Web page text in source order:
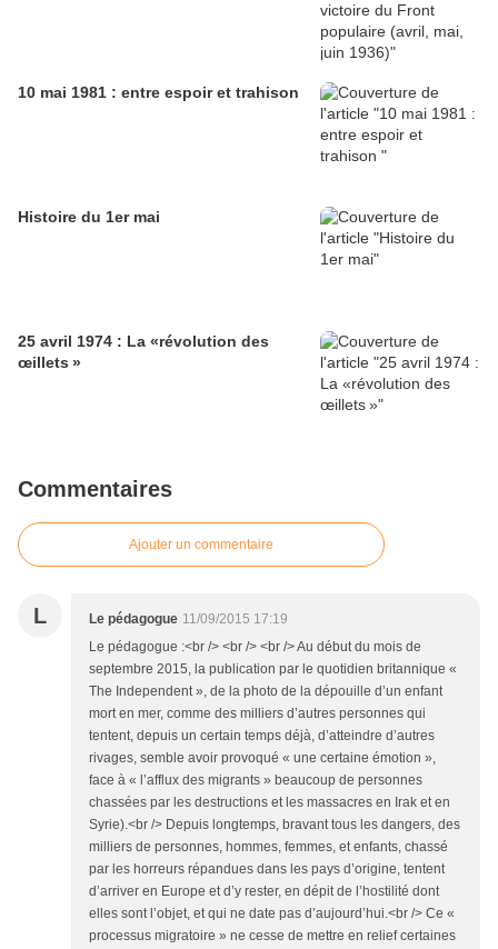
10 mai 1981 : entre espoir et trahison
Histoire du 1er mai
25 avril 1974 : La «révolution des
œillets »
Commentaires
Ajouter un commentaire
L Le pédagogue 11/09/2015 17:19
Le pédagogue :<br /> <br /> <br /> Au début du mois de
septembre 2015, la publication par le quotidien britannique «
The Independent », de la photo de la dépouille d’un enfant
mort en mer, comme des milliers d’autres personnes qui
tentent, depuis un certain temps déjà, d’atteindre d’autres
rivages, semble avoir provoqué « une certaine émotion »,
face à « l’afflux des migrants » beaucoup de personnes
chassées par les destructions et les massacres en Irak et en
Syrie).<br /> Depuis longtemps, bravant tous les dangers, des
milliers de personnes, hommes, femmes, et enfants, chassé
par les horreurs répandues dans les pays d’origine, tentent
d’arriver en Europe et d’y rester, en dépit de l’hostilité dont
elles sont l’objet, et qui ne date pas d’aujourd’hui.<br /> Ce «
processus migratoire » ne cesse de mettre en relief certaines